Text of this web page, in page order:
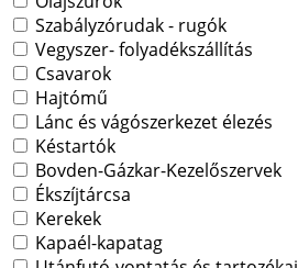
Szabályzórudak - rugók
Vegyszer- folyadékszállítás
Csavarok
Hajtómű
Lánc és vágószerkezet élezés
Késtartók
Bovden-Gázkar-Kezelőszervek
Ékszíjtárcsa
Kerekek
Kapaél-kapatag